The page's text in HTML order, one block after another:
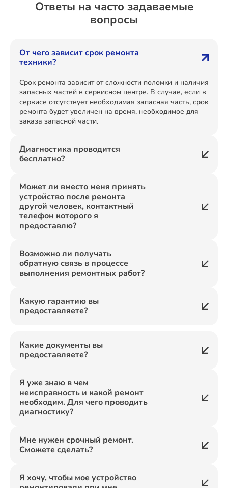
Ответы на часто задаваемые
вопросы
От чего зависит срок ремонта
техники?
Срок ремонта зависит от сложности поломки и наличия
запасных частей в сервисном центре. В случае, если в
сервисе отсутствует необходимая запасная часть, срок
ремонта будет увеличен на время, необходимое для
заказа запасной части.
Диагностика проводится
бесплатно?
Может ли вместо меня принять
устройство после ремонта
другой человек, контактный
телефон которого я
предоставлю?
Возможно ли получать
обратную связь в процессе
выполнения ремонтных работ?
Какую гарантию вы
предоставляете?
Какие документы вы
предоставляете?
Я уже знаю в чем
неисправность и какой ремонт
необходим. Для чего проводить
диагностику?
Мне нужен срочный ремонт.
Сможете сделать?
Я хочу, чтобы мое устройство